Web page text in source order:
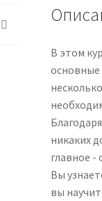
В этом
основные
никаких
главное -
Вы
вы